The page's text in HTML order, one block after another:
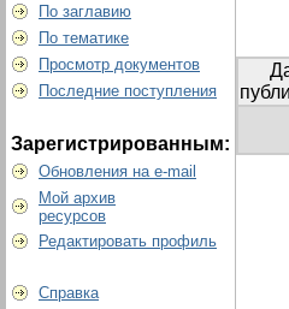
По заглавию
По тематике
Просмотр документов
Последние поступления
Зарегистрированным:
Обновления на e-mail
Мой архив
ресурсов
Редактировать профиль
Справка